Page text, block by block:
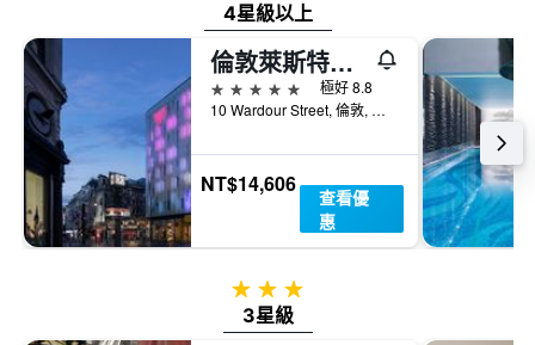
4星級以上
倫敦萊斯特廣場 W 酒店 - 倫敦
5星級
極好 8.8
10 Wardour Street, 倫敦, 英國
NT$14,606
查看優
惠
3星級
3星級